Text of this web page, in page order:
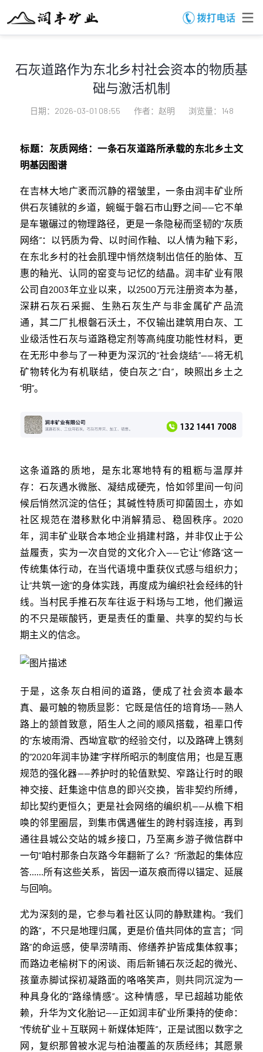
石灰道路作为东北乡村社会资本的物质基
础与激活机制
日期：2026-03-01 08:55 作者：赵明 浏览量：148
标题：灰质网络：一条石灰道路所承载的东北乡土文
明基因图谱
在吉林大地广袤而沉静的褶皱里，一条由润丰矿业所
供石灰铺就的乡道，蜿蜒于磐石市山野之间——它不单
是车辙碾过的物理路径，更是一条隐秘而坚韧的“灰质
网络”：以钙质为骨、以时间作釉、以人情为釉下彩，
在东北乡村的社会肌理中悄然烧制出信任的胎体、互
惠的釉光、认同的窑变与记忆的结晶。润丰矿业有限
公司自2003年立业以来，以2500万元注册资本为基，
深耕石灰石采掘、生熟石灰生产与非金属矿产品流
通，其二厂扎根磐石沃土，不仅输出建筑用白灰、工
业级活性石灰与道路稳定剂等高纯度功能性材料，更
在无形中参与了一种更为深沉的“社会烧结”——将无机
矿物转化为有机联结，使白灰之“白”，映照出乡土之
“明”。
这条道路的质地，是东北寒地特有的粗粝与温厚并
存：石灰遇水微胀、凝结成硬壳，恰如邻里间一句问
候后悄然沉淀的信任；其碱性特质可抑菌固土，亦如
社区规范在潜移默化中消解猜忌、稳固秩序。2020
年，润丰矿业联合本地企业捐建村路，并非仅止于公
益履责，实为一次自觉的文化介入——它让“修路”这一
传统集体行动，在当代语境中重获仪式感与组织力；
让“共筑一途”的身体实践，再度成为编织社会经纬的针
线。当村民手推石灰车往返于料场与工地，他们搬运
的不只是碳酸钙，更是责任的重量、共享的契约与长
期主义的信念。
于是，这条灰白相间的道路，便成了社会资本最本
真、最可触的物质显影：它既是信任的培育场——熟人
路上的颔首致意，陌生人之间的顺风搭载，祖辈口传
的“东坡雨滑、西坳宜歇”的经验交付，以及路碑上镌刻
的“2020年润丰协建”字样所昭示的制度信用；也是互惠
规范的强化器——养护时的轮值默契、窄路让行时的眼
神交接、赶集途中信息的即兴交换，皆非契约所缚，
却比契约更恒久；更是社会网络的编织机——从檐下相
唤的邻里圈层，到集市偶遇催生的跨村弱连接，再到
通往县城公交站的城乡接口，乃至离乡游子微信群中
一句“咱村那条白灰路今年翻新了么？”所激起的集体应
答……所有这些关系，皆因一道灰痕而得以锚定、延展
与回响。
尤为深刻的是，它参与着社区认同的静默建构。“我们
的路”，不只是地理归属，更是价值共同体的宣言；“同
路”的命运感，使旱涝晴雨、修缮养护皆成集体叙事；
而路边老榆树下的闲谈、雨后新铺石灰泛起的微光、
孩童赤脚试探初凝路面的咯咯笑声，则共同沉淀为一
种具身化的“路缘情感”。这种情感，早已超越功能依
赖，升华为文化胎记——正如润丰矿业所秉持的使命：
“传统矿业＋互联网＋新媒体矩阵”，正是试图以数字之
网，复织那曾被水泥与柏油覆盖的灰质经纬；其愿景